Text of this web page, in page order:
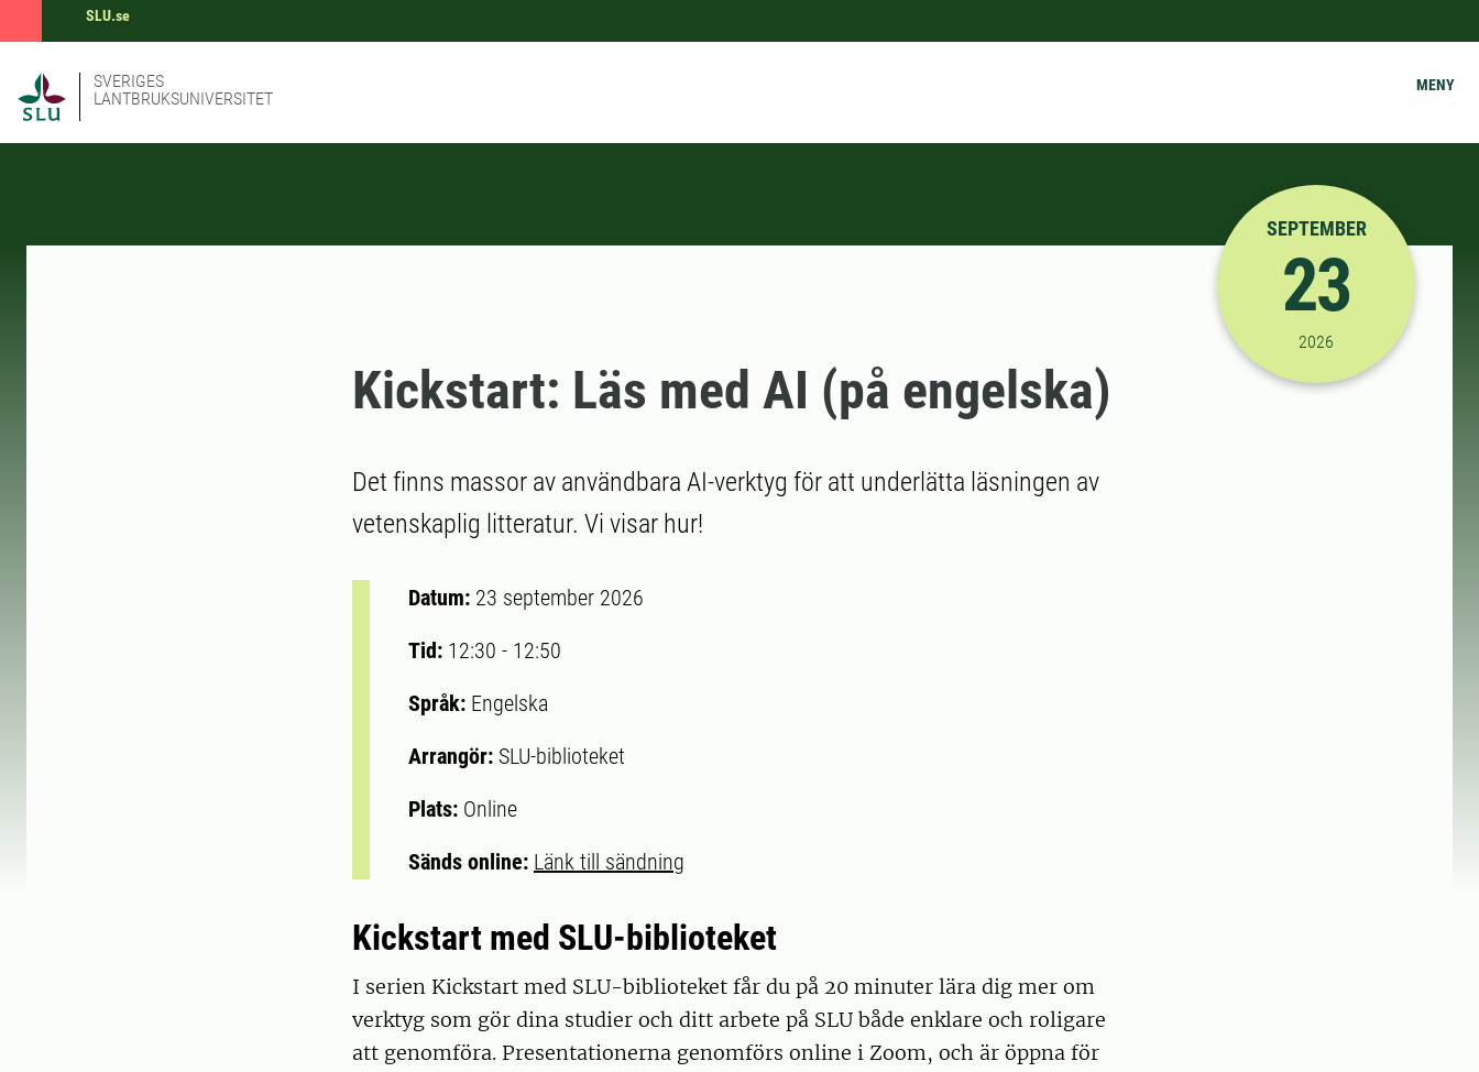
SLU.se
SVERIGES
LANTBRUKSUNIVERSITET
MENY
2026-09-23 12:30:00
SEPTEMBER
23
2026
Kickstart: Läs med AI (på engelska)
Det finns massor av användbara AI-verktyg för att underlätta läsningen av
vetenskaplig litteratur. Vi visar hur!
Datum: 23 september 2026
Tid: 12:30 - 12:50
Språk: Engelska
Arrangör: SLU-biblioteket
Plats: Online
Sänds online: Länk till sändning
Kickstart med SLU-biblioteket
I serien Kickstart med SLU-biblioteket får du på 20 minuter lära dig mer om
verktyg som gör dina studier och ditt arbete på SLU både enklare och roligare
att genomföra. Presentationerna genomförs online i Zoom, och är öppna för